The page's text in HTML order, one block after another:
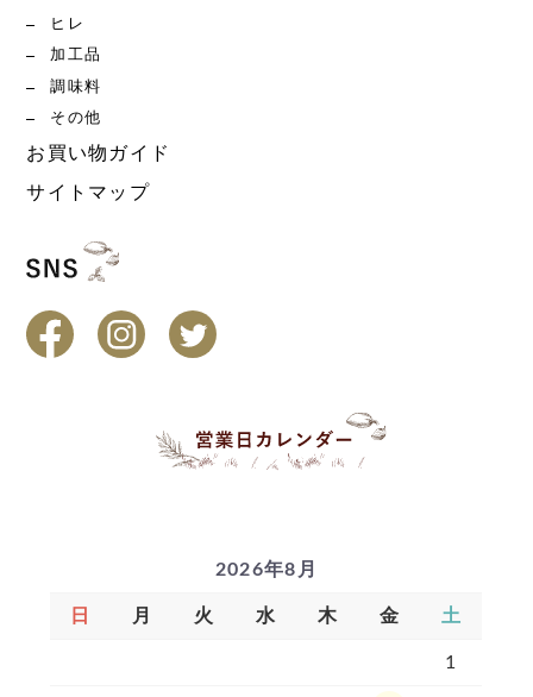
ヒレ
加工品
調味料
その他
お買い物ガイド
サイトマップ
2026年8月
日 月 火 水 木 金 土
1